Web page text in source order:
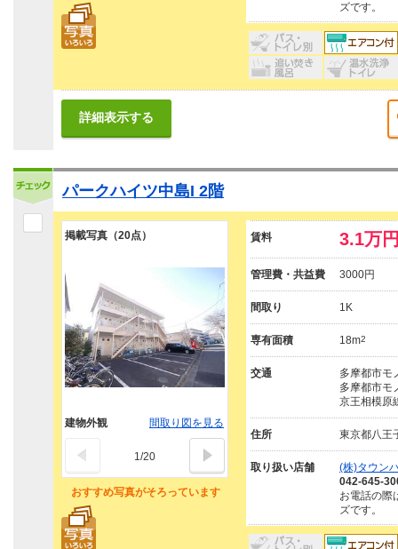
ズです。
詳細表示する
パークハイツ中島I 2階
掲載写真（20点）
おすすめ写真がそろっています
建物外観 間取り図を見る
1/20
賃料 3.1万
管理費・共益費 3000円
間取り 1K
専有面積 18m2
交通
多摩都市モ
多摩都市モ
京王相模原
住所 東京都八王
取り扱い店舗
(株)タウン
042-645-
お電話の際
ズです。